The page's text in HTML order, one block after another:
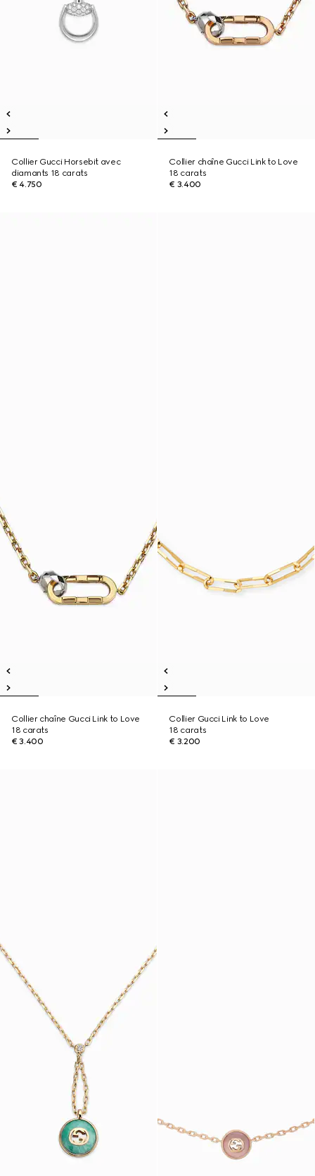
Collier Gucci Horsebit avec
diamants 18 carats
€ 4.750
Collier chaîne Gucci Link to Love
18 carats
€ 3.400
Collier chaîne Gucci Link to Love
18 carats
€ 3.400
Collier Gucci Link to Love
18 carats
€ 3.200